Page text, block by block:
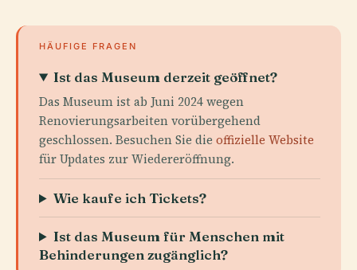
HÄUFIGE FRAGEN
Ist das Museum derzeit geöffnet?
Das Museum ist ab Juni 2024 wegen
Renovierungsarbeiten vorübergehend
geschlossen. Besuchen Sie die offizielle Website
für Updates zur Wiedereröffnung.
Wie kaufe ich Tickets?
Ist das Museum für Menschen mit
Behinderungen zugänglich?